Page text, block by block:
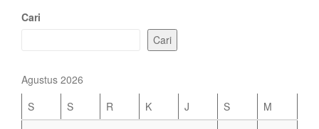
Cari
Cari
Agustus 2026
S
S R K J S
M